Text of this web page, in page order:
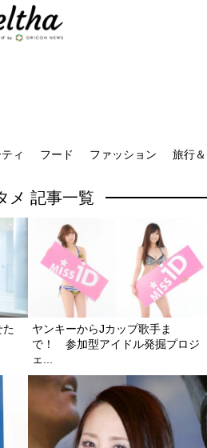
ィ フード ファッション 旅行
メ 記事一覧
た
ヤンキーからJカップ歌手ま
で！ 参加型アイドル発掘プロジ
ェ...